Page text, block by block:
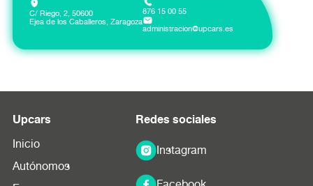
C/ Riego, 2, 50600
Ejea de los Caballeros, Zaragoza
876 15 00 55
administracion@upcars.es
Upcars
Inicio
Autónomos
Redes sociales
Instagram